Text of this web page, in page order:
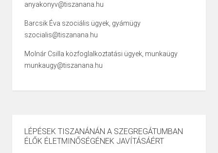
anyakonyv@tiszanana.hu
Barcsik Éva szociális ügyek, gyámügy
szocialis@tiszanana.hu
Molnár Csilla közfoglalkoztatási ügyek, munkaügy
munkaugy@tiszanana.hu
LÉPÉSEK TISZANÁNÁN A SZEGREGÁTUMBAN
ÉLŐK ÉLETMINŐSÉGÉNEK JAVÍTÁSÁÉRT